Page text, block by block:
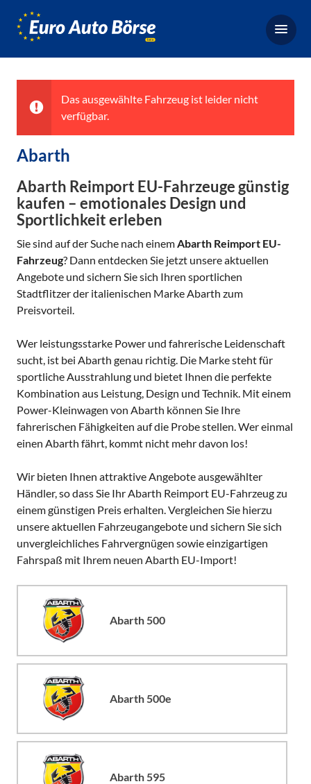
Börse,
Fahrzeugbörse
für
Bestellfahrzeuge,
Das ausgewählte Fahrzeug ist leider nicht
verfügbar.
Abarth
Abarth Reimport EU-Fahrzeuge günstig
kaufen – emotionales Design und
Sportlichkeit erleben
Sie sind auf der Suche nach einemAbarth Reimport EU-
Fahrzeug? Dann entdecken Sie jetzt unsere aktuellen
Angebote und sichern Sie sich Ihren sportlichen
Stadtflitzer der italienischen Marke Abarth zum
Preisvorteil.
Wer leistungsstarke Power und fahrerische Leidenschaft
sucht, ist bei Abarth genau richtig. Die Marke steht für
sportliche Ausstrahlung und bietet Ihnen die perfekte
Kombination aus Leistung, Design und Technik. Mit einem
Power-Kleinwagen von Abarth können Sie Ihre
fahrerischen Fähigkeiten auf die Probe stellen. Wer einmal
einen Abarth fährt, kommt nicht mehr davon los!
Wir bieten Ihnen attraktive Angebote ausgewählter
Händler, so dass Sie Ihr Abarth Reimport EU-Fahrzeug zu
einem günstigen Preis erhalten. Vergleichen Sie hierzu
unsere aktuellen Fahrzeugangebote und sichern Sie sich
unvergleichliches Fahrvergnügen sowie einzigartigen
Fahrspaß mit Ihrem neuen Abarth EU-Import!
Abarth 500
Abarth 500e
Abarth 595